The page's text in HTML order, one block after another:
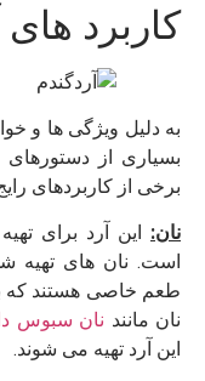
کاربرد
به دلیل ویژگی‌ ها و
بسیاری از دستورهای
برخی از کاربردهای
نان: این آرد برای
است. نان‌ های تهیه
طعم خاصی هستند که
نان مانند نان سبوس
این آرد تهیه می‌ شوند.